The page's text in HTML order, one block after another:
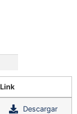
Link
Descargar